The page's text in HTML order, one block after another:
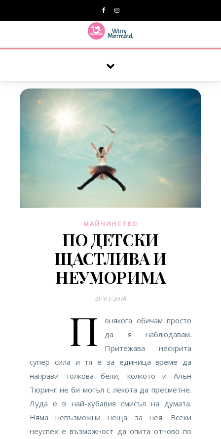
МАЙЧИНСТВО
ПО ДЕТСКИ
ЩАСТЛИВА И
НЕУМОРИМА
21/05/2018
П
онякога обичам просто
да я наблюдавам.
Притежава нескрита
супер сила и тя е за единица време да
направи толкова бели, колкото и Алън
Тюринг не би могъл с лекота да пресметне.
Луда е в най-хубавия смисъл на думата.
Няма невъзможни неща за нея. Всеки
неуспех е възможност да опита отново по